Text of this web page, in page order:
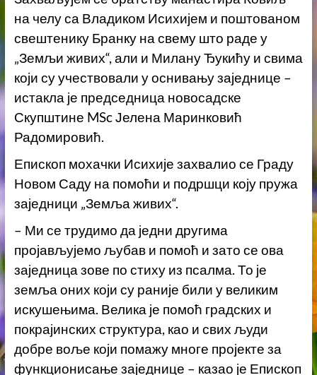
на челу са Владиком Исихијем и поштованом
свештенику Бранку на свему што раде у
„Земљи живих“, али и Милану Ђукићу и свима
који су учествовали у оснивању заједнице –
истакла је председница новосадске
Скупштине MSc Јелена Маринковић
Радомировић.
Епископ мохачки Исихије захвалио се Граду
Новом Саду на помоћи и подршци коју пружа
заједници „Земља живих“.
– Ми се трудимо да једни другима
пројављујемо љубав и помоћ и зато се ова
заједница зове по стиху из псалма. То је
земља оних који су раније били у великим
искушењима. Велика је помоћ градских и
покрајинских структура, као и свих људи
добре воље који помажу многе пројекте за
функционисање заједнице – казао је Епископ